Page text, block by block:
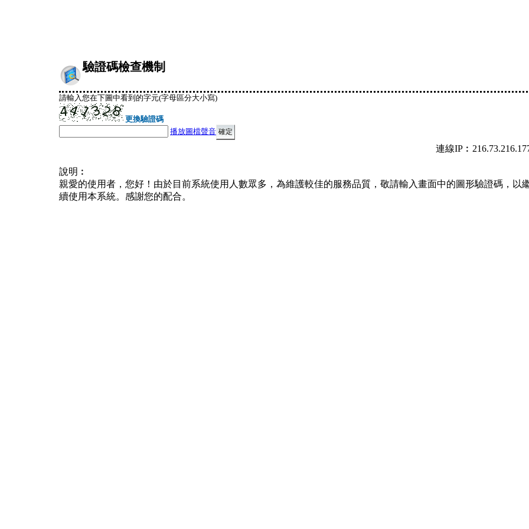
驗證碼檢查機制
請輸入您在下圖中看到的字元(字母區分大小寫)
更換驗證碼
播放圖檔聲音
連線
說明︰
親愛的使用者，您好！由於目前系統使用人數眾多，為維護較佳的服務品質，敬請輸入畫面中的圖形驗證碼，以
續使用本系統。感謝您的配合。